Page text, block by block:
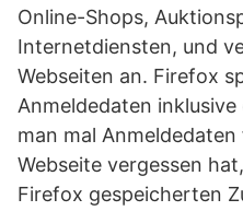
Online-Shops,
Internetdiensten, und
Webseiten an. Firefox
Anmeldedaten
man mal
Webseite vergessen
Firefox gespeicherten